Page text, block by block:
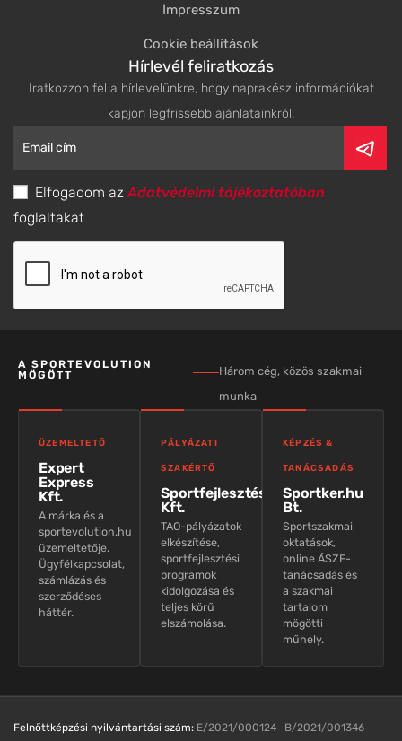
Impresszum
Cookie beállítások
Hírlevél feliratkozás
Iratkozzon fel a hírlevelünkre, hogy naprakész információkat
kapjon legfrissebb ajánlatainkról.
Elfogadom azAdatvédelmi tájékoztatóban
foglaltakat
A SPORTEVOLUTION
MÖGÖTT
Három cég, közös szakmai
munka
ÜZEMELTETŐ
Expert
Express
Kft.
A márka és a
sportevolution.hu
üzemeltetője.
Ügyfélkapcsolat,
számlázás és
szerződéses
háttér.
PÁLYÁZATI
SZAKÉRTŐ
Sportfejlesztés
Kft.
TAO-pályázatok
elkészítése,
sportfejlesztési
programok
kidolgozása és
teljes körű
elszámolása.
KÉPZÉS &
TANÁCSADÁS
Sportker.hu
Bt.
Sportszakmai
oktatások,
online ÁSZF-
tanácsadás és
a szakmai
tartalom
mögötti
műhely.
Felnőttképzési nyilvántartási szám: E/2021/000124 B/2021/001346